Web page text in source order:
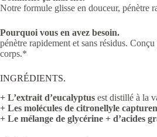
Notre formule glisse en douceur, pénètre
Pourquoi vous en avez besoin.
pénètre rapidement et sans résidus.
corps.*
INGRÉDIENTS.
+ L’extrait d’eucalyptus est distillé à la
+ Les molécules de citronellyle
+ Le mélange de glycérine + d’acides